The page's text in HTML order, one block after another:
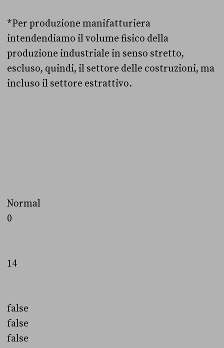
*Per produzione manifatturiera
intendendiamo il volume fisico della
produzione industriale in senso stretto,
escluso, quindi, il settore delle costruzioni, ma
incluso il settore estrattivo.
Normal
0
14
false
false
false